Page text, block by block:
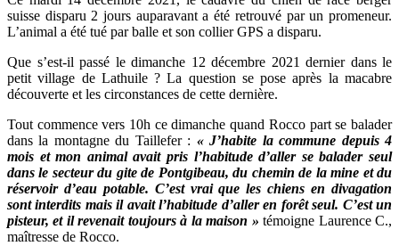
suisse disparu 2 jours auparavant a été retrouvé par un promeneur.
L’animal a été tué par balle et son collier GPS a disparu.
Que s’est-il passé le dimanche 12 décembre 2021 dernier dans le
petit village de Lathuile ? La question se pose après la macabre
découverte et les circonstances de cette dernière.
Tout commence vers 10h ce dimanche quand Rocco part se balader
dans la montagne du Taillefer : « J’habite la commune depuis 4
mois et mon animal avait pris l’habitude d’aller se balader seul
dans le secteur du gite de Pontgibeau, du chemin de la mine et du
réservoir d’eau potable. C’est vrai que les chiens en divagation
sont interdits mais il avait l’habitude d’aller en forêt seul. C’est un
pisteur, et il revenait toujours à la maison » témoigne Laurence C.,
maîtresse de Rocco.